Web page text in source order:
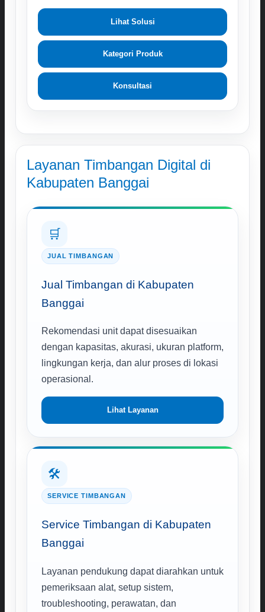
Lihat Solusi
Kategori Produk
Konsultasi
Layanan Timbangan Digital di
Kabupaten Banggai
🛒
JUAL TIMBANGAN
Jual Timbangan di Kabupaten
Banggai
Rekomendasi unit dapat disesuaikan
dengan kapasitas, akurasi, ukuran platform,
lingkungan kerja, dan alur proses di lokasi
operasional.
Lihat Layanan
🛠️
SERVICE TIMBANGAN
Service Timbangan di Kabupaten
Banggai
Layanan pendukung dapat diarahkan untuk
pemeriksaan alat, setup sistem,
troubleshooting, perawatan, dan